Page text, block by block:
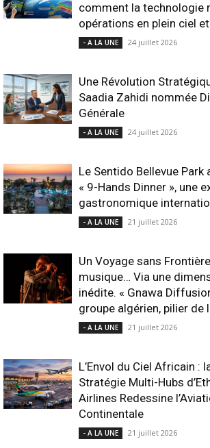
comment la technologie
opérations en plein ciel
- A LA UNE 24 juillet 2026
Une Révolution
Saadia Zahidi nommée
Générale
- A LA UNE 24 juillet 2026
Le Sentido Bellevue Park
« 9-Hands Dinner », une
gastronomique
- A LA UNE 21 juillet 2026
Un Voyage sans
musique… Via une
inédite. « Gnawa
groupe algérien, pilier de
- A LA UNE 21 juillet 2026
L’Envol du Ciel Africain :
Stratégie Multi-Hubs
Airlines Redessine
Continentale
- A LA UNE 21 juillet 2026